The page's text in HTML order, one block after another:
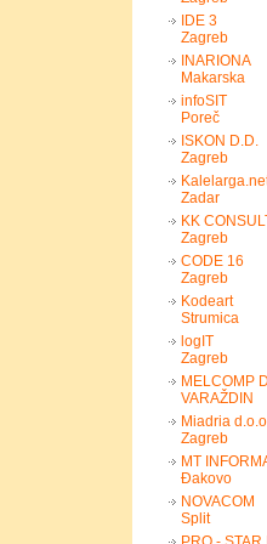
IDE 3
Zagreb
INARIONA
Makarska
infoSIT
Poreč
ISKON D.D.
Zagreb
Zadar
KK
Zagreb
CODE 16
Zagreb
Kodeart
Strumica
logIT
Zagreb
MELCOMP
VARAŽDIN
Miadria
Zagreb
MT
Đakovo
NOVACOM
Split